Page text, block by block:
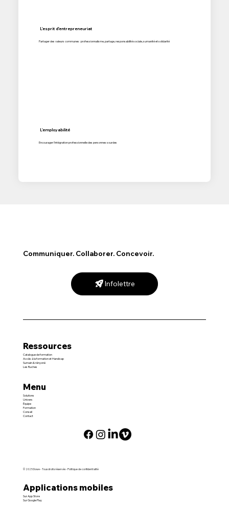
L'esprit d'entrepreneuriat
Partager des valeurs communes : professionnalisme, partage, responsabilité sociale, sumanité et solidarité
L'employabilité
Encourager l'intégration professionnelle des personnes sourdes
Communiquer. Collaborer. Concevoir.
Infolettre
Menu
Solutions
Univers
Équipe
Formation
Conseil
Contact
Ressources
Catalogue de formation
Accès à la formation et Handicap
Sumain & rényoné
Les Ruches
Applications mobiles
Sur App Store
Sur Google Play
© 2025Dowe- Tous droits réservés -Politique de confidentialité